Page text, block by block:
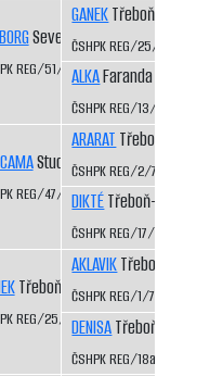
Severní vítr CS
REG/51/83
Studená Javořice
REG/47/83
Třeboň-Kopeček CS
REG/25/82
GANEKTřeboň-
ČSHPK REG/25/82
ALKAFaranda CS
ČSHPK REG/13/81
ARARAT Třeboň-
ČSHPK REG/2/77
DIKTÉTřeboň-
ČSHPK REG/17/81
AKLAVIKTřeboň-
ČSHPK REG/1/77
DENISATřeboň-
ČSHPK REG/18a/81